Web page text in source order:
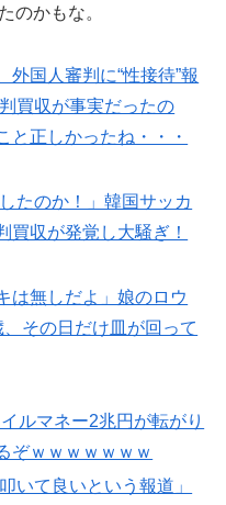
のかもな。
国人審判に“性接待”報
買収が事実だったの
と正しかったね・・・
たのか！」韓国サッカ
買収が発覚し大騒ぎ！
は無しだよ」娘のロウ
その日だけ皿が回って
ルマネー2兆円が転がり
ぞｗｗｗｗｗｗｗ
いて良いという報道」